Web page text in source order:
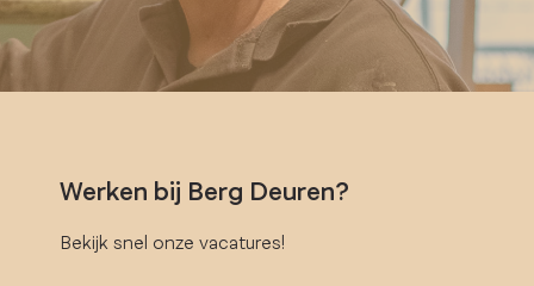
Werken bij Berg Deuren?
Bekijk snel onze vacatures!